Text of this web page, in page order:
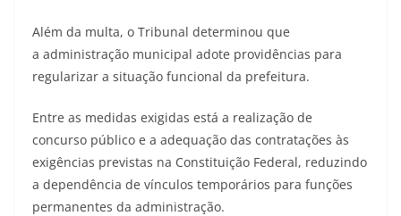
Além da multa, o Tribunal determinou que
a administração municipal adote providências para
regularizar a situação funcional da prefeitura.
Entre as medidas exigidas está a realização de
concurso público e a adequação das contratações às
exigências previstas na Constituição Federal, reduzindo
a dependência de vínculos temporários para funções
permanentes da administração.